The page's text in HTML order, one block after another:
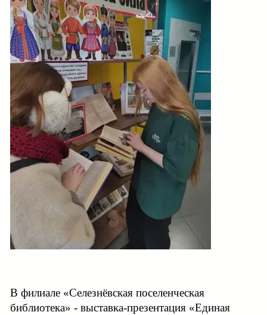
В филиале «Селезнёвская поселенческая
библиотека» - выставка-презентация «Единая